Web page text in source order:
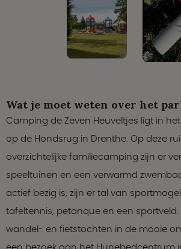
Wat je moet weten over het
Camping de Zeven Heuveltjes ligt in
op de Hondsrug in Drenthe. Op deze
overzichtelijke familiecamping zijn er
speeltuinen en een verwarmd
actief bezig is, zijn er tal van
tafeltennis, petanque en een
wandel- en fietstochten in de mooie